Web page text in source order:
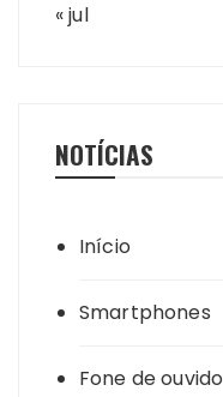
« jul
NOTÍCIAS
Início
Smartphones
Fone de ouvido